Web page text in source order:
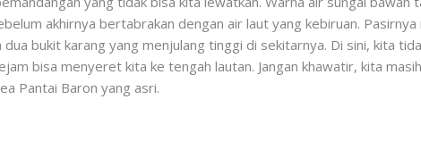
akhirnya bertabrakan dengan air laut yang kebiruan. Pasirnya
bukit karang yang menjulang tinggi di sekitarnya. Di sini, kita
bisa menyeret kita ke tengah lautan. Jangan khawatir, kita
Pantai Baron yang asri.